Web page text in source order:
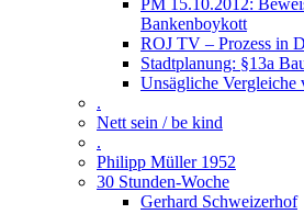
PM 15.10.2012:
Bankenboykott
ROJ TV – Prozess in
Stadtplanung: §13a
Unsägliche Vergleiche
.
Nett sein / be kind
.
Philipp Müller 1952
30 Stunden-Woche
Gerhard Schweizerhof